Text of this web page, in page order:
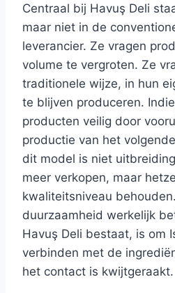
Centraal bij Havuş Deli
maar niet in de
leverancier. Ze vragen
volume te vergroten. Ze
traditionele wijze, in hun
te blijven produceren.
producten veilig door
productie van het
dit model is niet
meer verkopen, maar
kwaliteitsniveau
duurzaamheid werkelijk
Havuş Deli bestaat, is om
verbinden met de
het contact is kwijtgeraakt.